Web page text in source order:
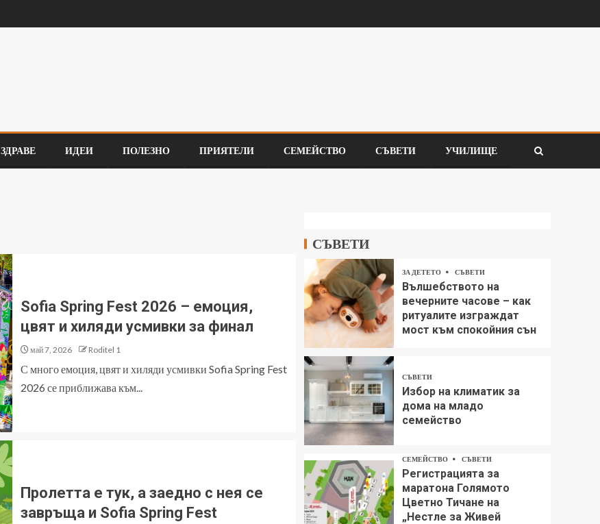
ЗДРАВЕ ИДЕИ ПОЛЕЗНО ПРИЯТЕЛИ СЕМЕЙСТВО СЪВЕТИ УЧИЛИЩЕ
Sofia Spring Fest 2026 – емоция,
цвят и хиляди усмивки за финал
май 7, 2026 Roditel 1
С много емоция, цвят и хиляди усмивки Sofia Spring Fest
2026 се приближава към...
Пролетта е тук, а заедно с нея се
завръща и Sofia Spring Fest
СЪВЕТИ
ЗА ДЕТЕТО СЪВЕТИ
Вълшебството на
вечерните часове – как
ритуалите изграждат
мост към спокойния сън
СЪВЕТИ
Избор на климатик за
дома на младо
семейство
СЕМЕЙСТВО СЪВЕТИ
Регистрацията за
маратона Голямото
Цветно Тичане на
„Нестле за Живей